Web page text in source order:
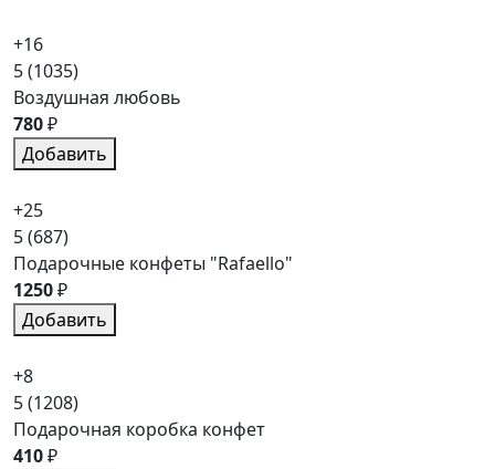
+16
5(1035)
Воздушная любовь
780₽
Добавить
+25
5(687)
Подарочные конфеты "Rafaello"
1250₽
Добавить
+8
5(1208)
Подарочная коробка конфет
410₽